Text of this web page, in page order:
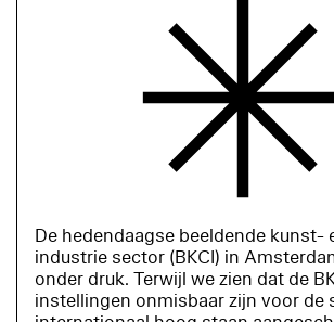
De hedendaagse beeldende kunst-
industrie sector (BKCI) in
onder druk. Terwijl we zien dat de
instellingen onmisbaar zijn voor de